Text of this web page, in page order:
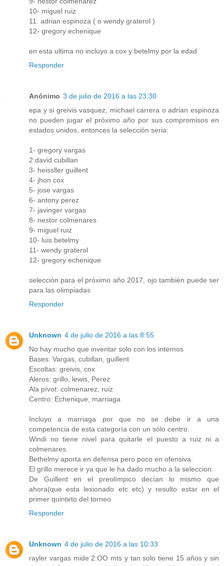
10- miguel ruiz
11. adrian espinoza ( o wendy graterol )
12- gregory echenique
en esta ultima no incluyo a cox y betelmy por la edad
Responder
Anónimo 3 de julio de 2016 a las 23:30
epa y si greivis vasquez, michael carrera o adrian espinoza
no pueden jugar el próximo año por sus compromisos en
estados unidos, entonces la selección seria:
1- gregory vargas
2 david cubillan
3- heissller guillent
4- jhon cox
5- jose vargas
6- antony perez
7- javinger vargas
8- nestor colmenares
9- miguel ruiz
10- luis betelmy
11- wendy graterol
12- gregory echenique
selección para el próximo año 2017, ojo también puede ser
para las olimpiadas
Responder
Unknown 4 de julio de 2016 a las 8:55
No hay mucho que inventar solo con los internos
Bases: Vargas, cubillan, guillent
Escoltas: greivis, cox
Aleros: grillo, lewis, Perez
Ala pívot: colmenarez, ruiz
Centro: Echenique, marriaga
Incluyo a marriaga por que no se debe ir a una
competencia de esta categoría con un sólo centro.
Windi no tiene nivel para quitarle el puesto a ruiz ni a
colmenares.
Bethelmy aporta en defensa pero poco en ofensiva.
El grillo merece ir ya que le ha dado mucho a la seleccion.
De Guillent en el preolímpico decían lo mismo que
ahora(que esta lesionado etc etc) y resulto estar en el
primer quinteto del torneo
Responder
Unknown 4 de julio de 2016 a las 10:33
rayler vargas mide 2:OO mts y tan solo tiene 15 años y sin